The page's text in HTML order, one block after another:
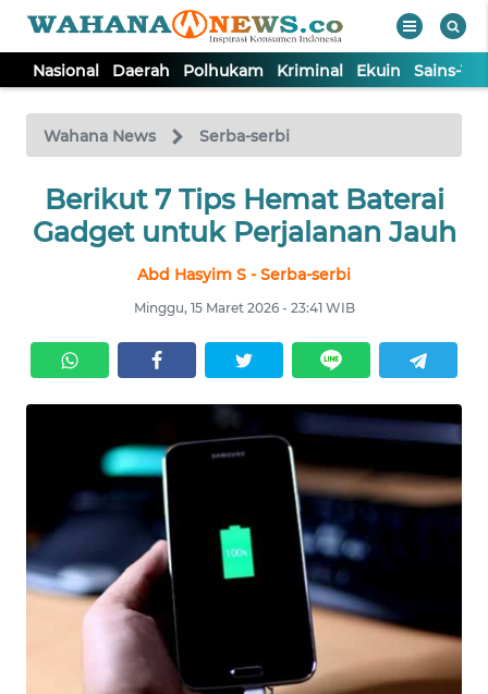
Nasional Daerah Polhukam Kriminal Ekuin Sains-
Wahana News Serba-serbi
Berikut 7 Tips Hemat Baterai
Gadget untuk Perjalanan Jauh
Abd Hasyim S - Serba-serbi
Minggu, 15 Maret 2026 - 23:41 WIB
TV
Tutup
NASIONAL
KRIMINAL
SAINS-TEKNO
KESEHATAN
INTERNASIONAL
SERBA-SERBI